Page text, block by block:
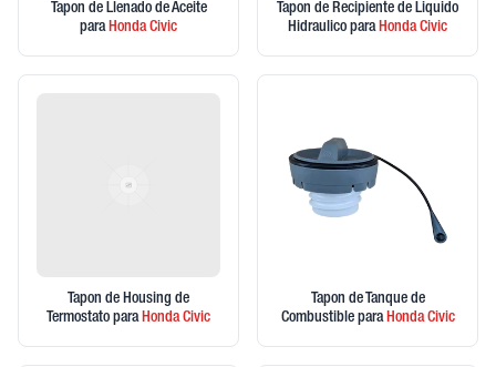
Tapon de Llenado de Aceite
paraHondaCivic
Tapon de Recipiente de Liquido
Hidraulico paraHondaCivic
Tapon de Housing de
Termostato paraHondaCivic
Tapon de Tanque de
Combustible paraHondaCivic